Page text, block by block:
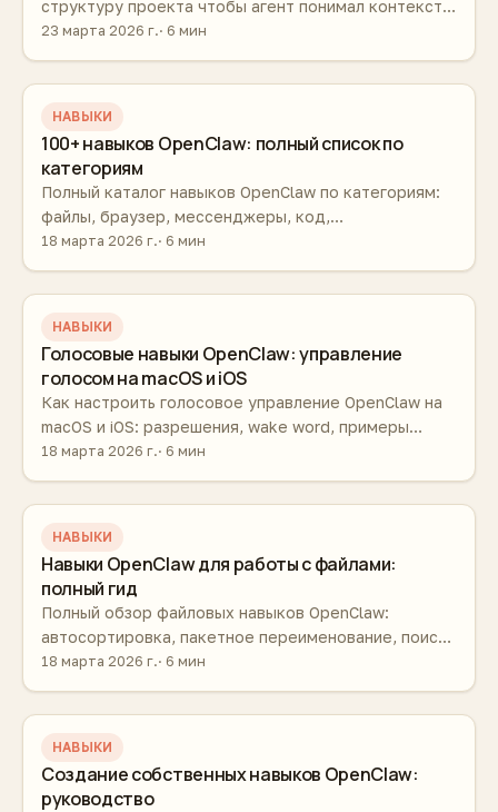
структуру проекта чтобы агент понимал контекст
без лишних объяснений. Шаблоны и примеры.
23 марта 2026 г. 6 мин
НАВЫКИ
100+ навыков OpenClaw: полный список по
категориям
Полный каталог навыков OpenClaw по категориям:
файлы, браузер, мессенджеры, код,
продуктивность, медиа, система и автоматизация.
18 марта 2026 г. 6 мин
НАВЫКИ
Голосовые навыки OpenClaw: управление
голосом на macOS и iOS
Как настроить голосовое управление OpenClaw на
macOS и iOS: разрешения, wake word, примеры
голосовых команд и рабочих сценариев.
18 марта 2026 г. 6 мин
НАВЫКИ
Навыки OpenClaw для работы с файлами:
полный гид
Полный обзор файловых навыков OpenClaw:
автосортировка, пакетное переименование, поиск
дублей, конвертация, OCR и синхронизация папок.
18 марта 2026 г. 6 мин
НАВЫКИ
Создание собственных навыков OpenClaw:
руководство